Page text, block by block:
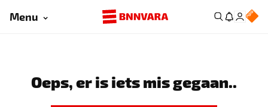
Menu
Oeps, er is iets mis gegaan..